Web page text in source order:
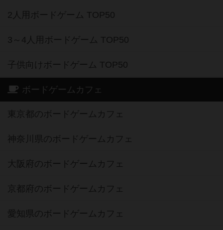
2人用ボードゲーム TOP50
3～4人用ボードゲーム TOP50
子供向けボードゲーム TOP50
ボードゲームカフェ
東京都のボードゲームカフェ
神奈川県のボードゲームカフェ
大阪府のボードゲームカフェ
京都府のボードゲームカフェ
愛知県のボードゲームカフェ